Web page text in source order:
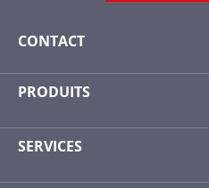
CONTACT
PRODUITS
SERVICES